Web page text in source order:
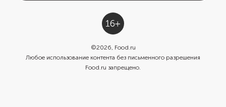
©2026, Food.ru
Любое использование контента без письменного разрешения
Food.ru запрещено.